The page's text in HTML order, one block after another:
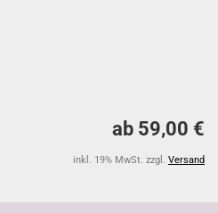
ab 59,00 €
inkl. 19% MwSt. zzgl. Versand